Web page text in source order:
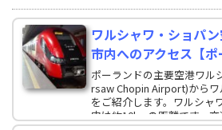
ワルシャワ・ショパ
市内へのアクセス【ポ
ポーランドの主要空港ワル
rsaw Chopin Airport)から
をご紹介します。ワルシャ
内は約10kmの距離です。